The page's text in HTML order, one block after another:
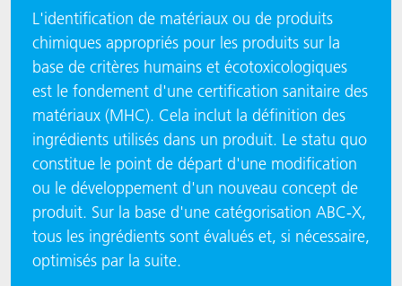
L'identification de matériaux ou de produits
chimiques appropriés pour les produits sur la
base de critères humains et écotoxicologiques
est le fondement d'une certification sanitaire des
matériaux (MHC). Cela inclut la définition des
ingrédients utilisés dans un produit. Le statu quo
constitue le point de départ d'une modification
ou le développement d'un nouveau concept de
produit. Sur la base d'une catégorisation ABC-X,
tous les ingrédients sont évalués et, si nécessaire,
optimisés par la suite.